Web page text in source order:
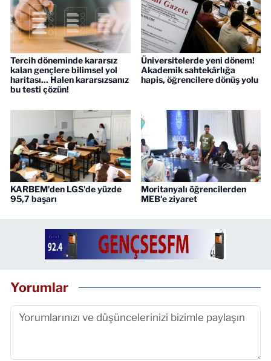
Tercih döneminde kararsız
kalan gençlere bilimsel yol
haritası... Halen kararsızsanız
bu testi çözün!
Üniversitelerde yeni dönem!
Akademik sahtekârlığa
hapis, öğrencilere dönüş yolu
KARBEM'den LGS'de yüzde
95,7 başarı
Moritanyalı öğrencilerden
MEB'e ziyaret
Yorumlar